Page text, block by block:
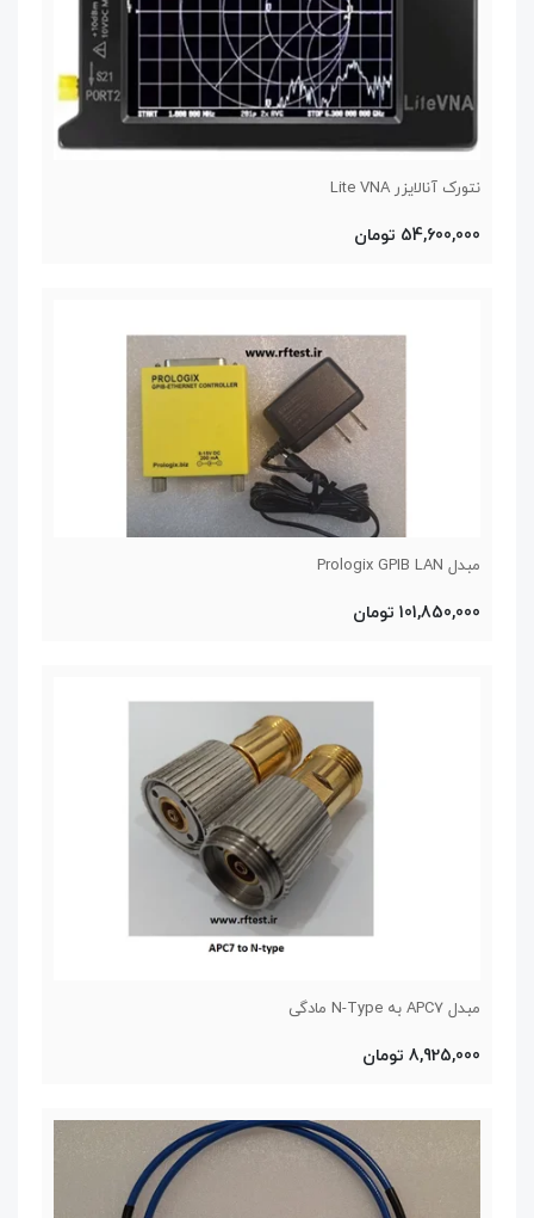
نتورک آنالایزر Lite VNA
54,600,000 تومان
مبدل Prologix GPIB LAN
101,850,000 تومان
مبدل APC7 به N-Type مادگی
8,925,000 تومان